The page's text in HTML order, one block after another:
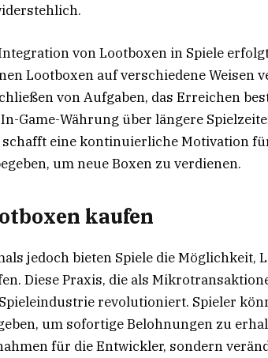
von Lootboxen in Spiele
Lootboxen auf verschiedene Weisen
von Aufgaben, das Erreichen
Game-Währung über längere
eine kontinuierliche Motivation
um neue Boxen zu verdienen.
kaufen
jedoch bieten Spiele die Möglichkeit,
Diese Praxis, die als
revolutioniert. Spieler
um sofortige Belohnungen zu
für die Entwickler, sondern